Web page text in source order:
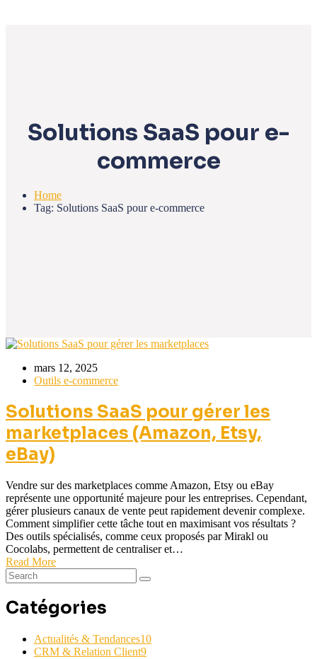
Solutions SaaS pour e-
commerce
Home
Tag: Solutions SaaS pour e-commerce
mars 12, 2025
Outils e-commerce
Solutions SaaS pour gérer les
marketplaces (Amazon, Etsy,
eBay)
Vendre sur des marketplaces comme Amazon, Etsy ou eBay
représente une opportunité majeure pour les entreprises. Cependant,
gérer plusieurs canaux de vente peut rapidement devenir complexe.
Comment simplifier cette tâche tout en maximisant vos résultats ?
Des outils spécialisés, comme ceux proposés par Mirakl ou
Cocolabs, permettent de centraliser et…
Read More
Catégories
Actualités & Tendances10
CRM & Relation Client9